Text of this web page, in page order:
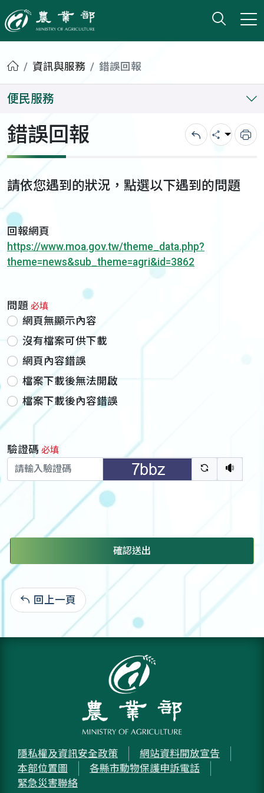
農業部
打開
小版
首頁資訊與服務 錯誤回報
便民服務
錯誤回報 回上一頁
分享 列
請依您遇到的狀況，點選以下遇到的問題
回報網頁
https://www.moa.gov.tw/theme_data.php?
theme=news&sub_theme=agri&id=3862
問題 必填
網頁無顯示內容
沒有檔案可供下載
網頁內容錯誤
檔案下載後無法開啟
檔案下載後內容錯誤
驗證碼 必填
驗證碼重新
聽語
確認送出
回上一頁
隱私權及資訊安全政策
網站資料開放宣告
本部位置圖
各縣市動物保護申訴電話
緊急災害聯絡